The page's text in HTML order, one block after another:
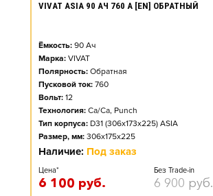
VIVAT ASIA 90 АЧ 760 А [EN] ОБРАТНЫЙ
Ёмкость: 90 Ач
Марка: VIVAT
Полярность: Обратная
Пусковой ток: 760
Вольт: 12
Технология: Ca/Ca, Punch
Тип корпуса: D31 (306x173x225) ASIA
Размер, мм: 306x175x225
Наличие: Под заказ
Цена*
6 100 руб.
Без Trade-in
6 900 руб.